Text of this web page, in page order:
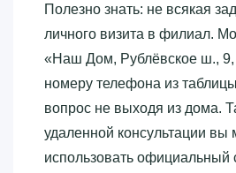
Полезно знать: не всякая
личного визита в филиал.
«‎Наш Дом, Рублёвское ш.,
номеру телефона из
вопрос не выходя из дома.
удаленной консультации вы
использовать официальный